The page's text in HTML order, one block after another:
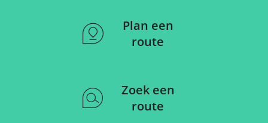
Plan een
route
Zoek een
route